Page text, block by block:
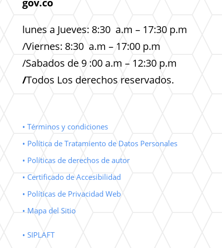
lunes a Jueves: 8:30 a.m – 17:30 p.m
/Viernes: 8:30 a.m – 17:00 p.m
/Sabados de 9 :00 a.m – 12:30 p.m
/Todos Los derechos reservados.
• Términos y condiciones
• Política de Tratamiento de Datos Personales
• Políticas de derechos de autor
• Certificado de Accesibilidad
• Políticas de Privacidad Web
• Mapa del Sitio
• SIPLAFT